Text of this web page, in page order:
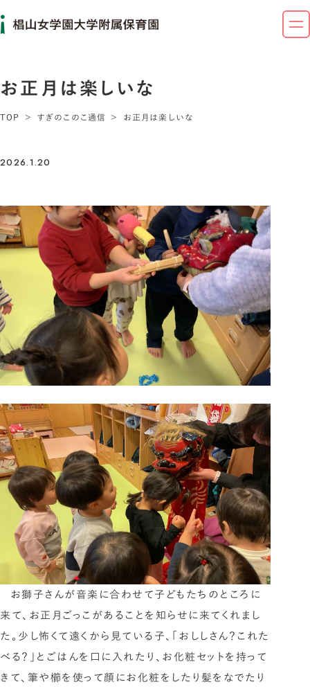
お正月は楽しいな
TOP すぎのこのこ通信 お正月は楽しいな
2026.1.20
お獅子さんが音楽に合わせて子どもたちのところに
来て、お正月ごっこがあることを知らせに来てくれまし
た。少し怖くて遠くから見ている子、「おししさん？これた
べる？」とごはんを口に入れたり、お化粧セットを持って
きて、筆や櫛を使って顔にお化粧をしたり髪をなでたり